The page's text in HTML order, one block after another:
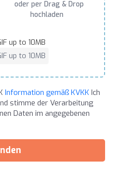
oder per Drag & Drop
hochladen
up to 10MB
up to 10MB
Information gemäß KVKK Ich
stimme der Verarbeitung
Daten im angegebenen